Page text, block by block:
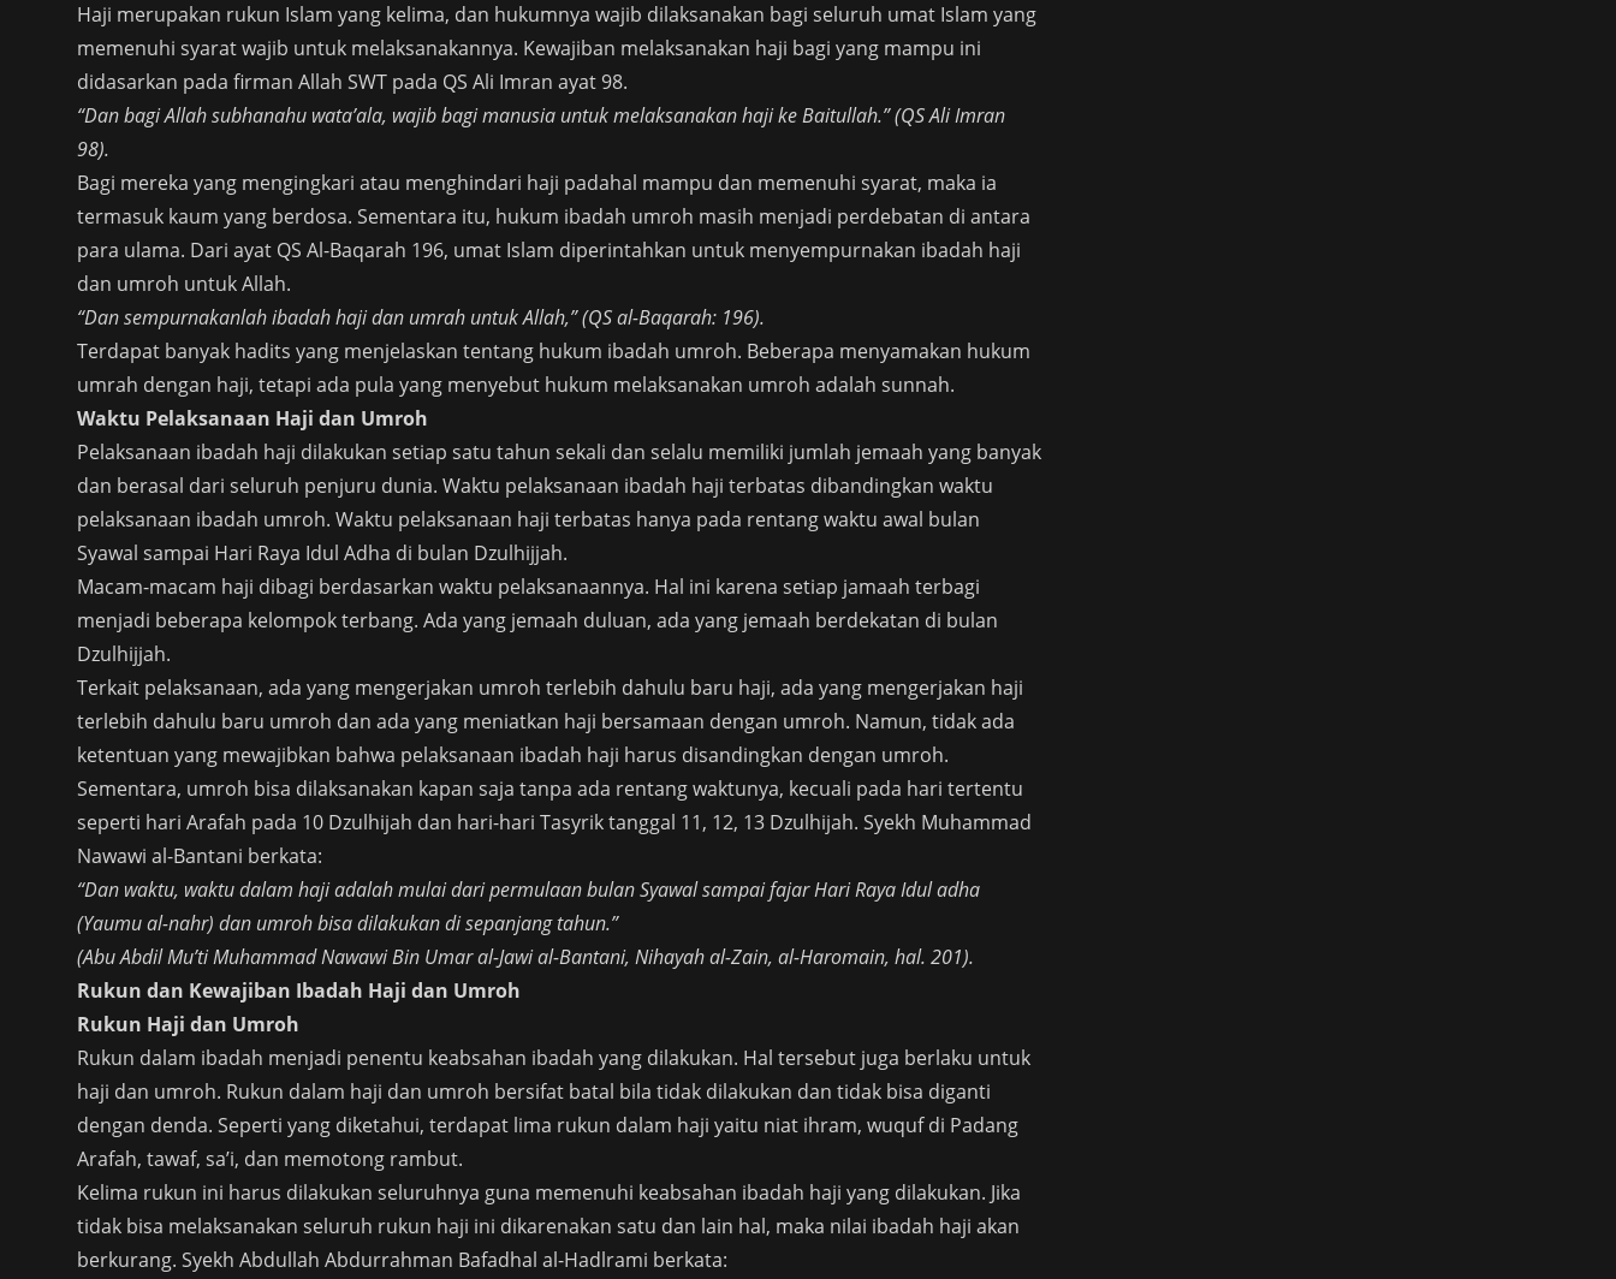
Haji merupakan rukun Islam yang kelima, dan hukumnya wajib dilaksanakan bagi seluruh umat Islam yang
memenuhi syarat wajib untuk melaksanakannya. Kewajiban melaksanakan haji bagi yang mampu ini
didasarkan pada firman Allah SWT pada QS Ali Imran ayat 98.
“Dan bagi Allah subhanahu wata’ala, wajib bagi manusia untuk melaksanakan haji ke Baitullah.” (QS Ali Imran
98).
Bagi mereka yang mengingkari atau menghindari haji padahal mampu dan memenuhi syarat, maka ia
termasuk kaum yang berdosa. Sementara itu, hukum ibadah umroh masih menjadi perdebatan di antara
para ulama. Dari ayat QS Al-Baqarah 196, umat Islam diperintahkan untuk menyempurnakan ibadah haji
dan umroh untuk Allah.
“Dan sempurnakanlah ibadah haji dan umrah untuk Allah,” (QS al-Baqarah: 196).
Terdapat banyak hadits yang menjelaskan tentang hukum ibadah umroh. Beberapa menyamakan hukum
umrah dengan haji, tetapi ada pula yang menyebut hukum melaksanakan umroh adalah sunnah.
Waktu Pelaksanaan Haji dan Umroh
Pelaksanaan ibadah haji dilakukan setiap satu tahun sekali dan selalu memiliki jumlah jemaah yang banyak
dan berasal dari seluruh penjuru dunia. Waktu pelaksanaan ibadah haji terbatas dibandingkan waktu
pelaksanaan ibadah umroh. Waktu pelaksanaan haji terbatas hanya pada rentang waktu awal bulan
Syawal sampai Hari Raya Idul Adha di bulan Dzulhijjah.
Macam-macam haji dibagi berdasarkan waktu pelaksanaannya. Hal ini karena setiap jamaah terbagi
menjadi beberapa kelompok terbang. Ada yang jemaah duluan, ada yang jemaah berdekatan di bulan
Dzulhijjah.
Terkait pelaksanaan, ada yang mengerjakan umroh terlebih dahulu baru haji, ada yang mengerjakan haji
terlebih dahulu baru umroh dan ada yang meniatkan haji bersamaan dengan umroh. Namun, tidak ada
ketentuan yang mewajibkan bahwa pelaksanaan ibadah haji harus disandingkan dengan umroh.
Sementara, umroh bisa dilaksanakan kapan saja tanpa ada rentang waktunya, kecuali pada hari tertentu
seperti hari Arafah pada 10 Dzulhijah dan hari-hari Tasyrik tanggal 11, 12, 13 Dzulhijah. Syekh Muhammad
Nawawi al-Bantani berkata:
“Dan waktu, waktu dalam haji adalah mulai dari permulaan bulan Syawal sampai fajar Hari Raya Idul adha
(Yaumu al-nahr) dan umroh bisa dilakukan di sepanjang tahun.”
(Abu Abdil Mu’ti Muhammad Nawawi Bin Umar al-Jawi al-Bantani, Nihayah al-Zain, al-Haromain, hal. 201).
Rukun dan Kewajiban Ibadah Haji dan Umroh
Rukun Haji dan Umroh
Rukun dalam ibadah menjadi penentu keabsahan ibadah yang dilakukan. Hal tersebut juga berlaku untuk
haji dan umroh. Rukun dalam haji dan umroh bersifat batal bila tidak dilakukan dan tidak bisa diganti
dengan denda. Seperti yang diketahui, terdapat lima rukun dalam haji yaitu niat ihram, wuquf di Padang
Arafah, tawaf, sa’i, dan memotong rambut.
Kelima rukun ini harus dilakukan seluruhnya guna memenuhi keabsahan ibadah haji yang dilakukan. Jika
tidak bisa melaksanakan seluruh rukun haji ini dikarenakan satu dan lain hal, maka nilai ibadah haji akan
berkurang. Syekh Abdullah Abdurrahman Bafadhal al-Hadlrami berkata: